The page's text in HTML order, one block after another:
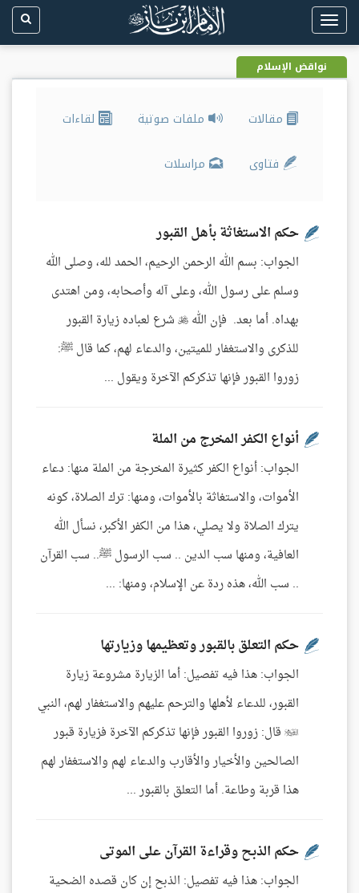
Toggle
navigation
نواقض الإسلام
مقالات ملفات صوتية لقاءات
فتاوى مراسلات
حكم الاستغاثة بأهل القبور
الجواب: بسم الله الرحمن الرحيم، الحمد لله، وصلى الله
وسلم على رسول الله، وعلى آله وأصحابه، ومن اهتدى
بهداه. أما بعد. فإن الله  شرع لعباده زيارة القبور
للذكرى والاستغفار للميتين، والدعاء لهم، كما قال ﷺ:
زوروا القبور فإنها تذكركم الآخرة ويقول ...
أنواع الكفر المخرج من الملة
الجواب: أنواع الكفر كثيرة المخرجة من الملة منها: دعاء
الأموات، والاستغاثة بالأموات، ومنها: ترك الصلاة، كونه
يترك الصلاة ولا يصلي، هذا من الكفر الأكبر، نسأل الله
العافية، ومنها سب الدين .. سب الرسول ﷺ.. سب القرآن
.. سب الله، هذه ردة عن الإسلام، ومنها: ...
حكم التعلق بالقبور وتعظيمها وزيارتها
الجواب: هذا فيه تفصيل: أما الزيارة مشروعة زيارة
القبور، للدعاء لأهلها والترحم عليهم والاستغفار لهم، النبي
 قال: زوروا القبور فإنها تذكركم الآخرة فزيارة قبور
الصالحين والأخيار والأقارب والدعاء لهم والاستغفار لهم
هذا قربة وطاعة. أما التعلق بالقبور ...
حكم الذبح وقراءة القرآن على الموتى
الجواب: هذا فيه تفصيل: الذبح إن كان قصده الضحية